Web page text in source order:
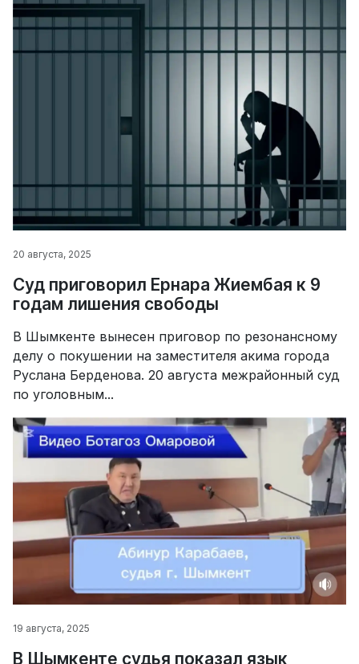
20 августа, 2025
Суд приговорил Ернара Жиембая к 9
годам лишения свободы
В Шымкенте вынесен приговор по резонансному
делу о покушении на заместителя акима города
Руслана Берденова. 20 августа межрайонный суд
по уголовным...
19 августа, 2025
В Шымкенте судья показал язык